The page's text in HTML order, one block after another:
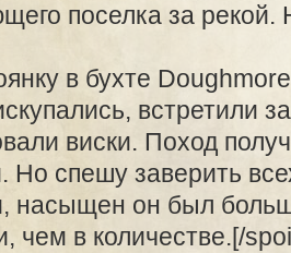
поселка за рекой.
в бухте
встретили
виски. Поход
спешу заверить
насыщен он был
чем в количестве.[/